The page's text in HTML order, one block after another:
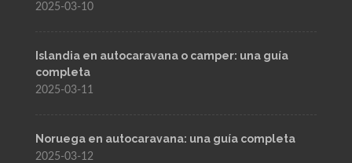
2025-03-10
Islandia en autocaravana o camper: una guía
completa
2025-03-11
Noruega en autocaravana: una guía completa
2025-03-12